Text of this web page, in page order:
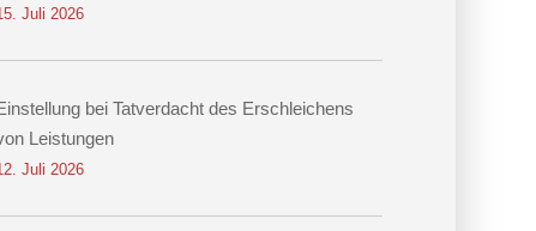
Juli 2026
bei Tatverdacht des Erschleichens
Leistungen
Juli 2026